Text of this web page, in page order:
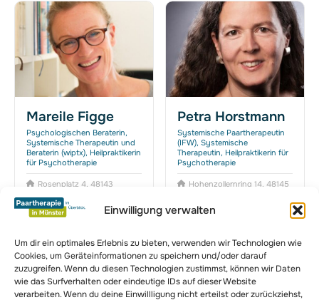
Einwilligung verwalten
Um dir ein optimales Erlebnis zu bieten, verwenden wir Technologien wie
Cookies, um Geräteinformationen zu speichern und/oder darauf
zuzugreifen. Wenn du diesen Technologien zustimmst, können wir Daten
wie das Surfverhalten oder eindeutige IDs auf dieser Website
verarbeiten. Wenn du deine Einwillligung nicht erteilst oder zurückziehst,
Mareile Figge
Psychologischen Beraterin,
Systemische Therapeutin und
Beraterin (wiptx), Heilpraktikerin
für Psychotherapie
Rosenplatz 4, 48143
Münster
Petra Horstmann
Systemische Paartherapeutin
(IFW), Systemische
Therapeutin, Heilpraktikerin für
Psychotherapie
Hohenzollernring 14, 48145
zur Komplettübersicht